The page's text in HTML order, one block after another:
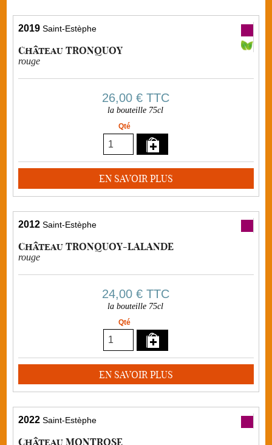
2019 Saint-Estèphe
Château TRONQUOY
rouge
26,00 €TTC
la bouteille 75cl
Qté
EN SAVOIR PLUS
2012 Saint-Estèphe
Château TRONQUOY-LALANDE
rouge
24,00 €TTC
la bouteille 75cl
Qté
EN SAVOIR PLUS
2022 Saint-Estèphe
Château MONTROSE